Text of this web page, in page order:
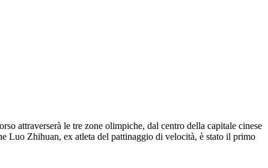
attraverserà le tre zone olimpiche, dal centro della capitale cinese
Luo Zhihuan, ex atleta del pattinaggio di velocità, è stato il primo